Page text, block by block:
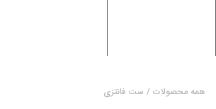
همه محصولات / ست فانتزی